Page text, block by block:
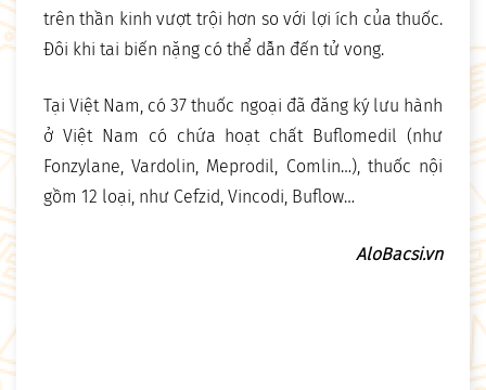
trên thần kinh vượt trội hơn so với lợi ích của thuốc.
Đôi khi tai biến nặng có thể dẫn đến tử vong.
Tại Việt Nam, có 37 thuốc ngoại đã đăng ký lưu hành
ở Việt Nam có chứa hoạt chất Buflomedil (như
Fonzylane, Vardolin, Meprodil, Comlin…), thuốc nội
gồm 12 loại, như Cefzid, Vincodi, Buflow…
AloBacsi.vn